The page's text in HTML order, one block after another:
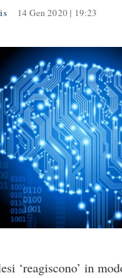
14 Gen 2020 | 19:23
‘reagiscono’ in